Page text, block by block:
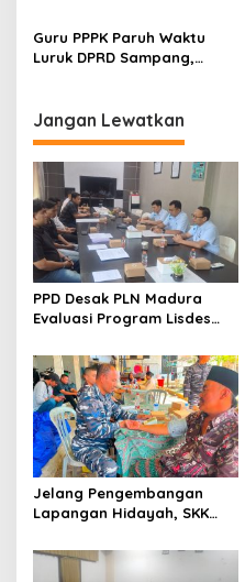
Masyarakat
Guru PPPK Paruh Waktu
Luruk DPRD Sampang,
Jangan Lewatkan
PPD Desak PLN Madura
Evaluasi Program Lisdes
Jelang Pengembangan
Lapangan Hidayah, SKK
Perkuat Sinergi dengan
Nelayan Sampang